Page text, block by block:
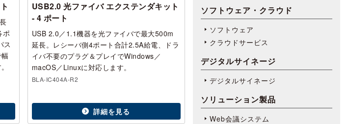
ポ
ス
USB2.0 光ファイバ エクステンダキット
- 4 ポート
USB 2.0／1.1機器を光ファイバで最大500m
延長。レシーバ側4ポート合計2.5A給電、ドラ
イバ不要のプラグ＆プレイでWindows／
macOS／Linuxに対応します。
BLA-IC404A-R2
詳細を見る
ソフトウェア・クラウド
ソフトウェア
クラウドサービス
デジタルサイネージ
デジタルサイネージ
ソリューション製品
Web会議システム